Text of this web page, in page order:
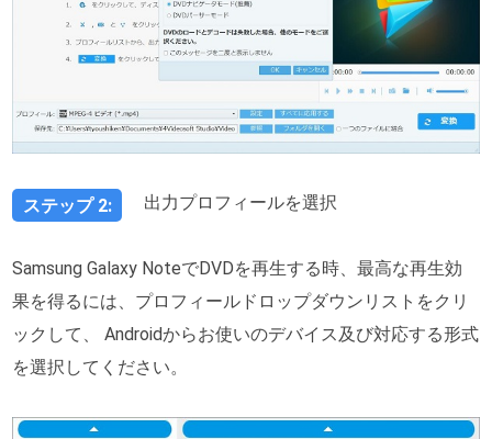
ステップ 2: 出力プロフィールを選択
Samsung Galaxy NoteでDVDを再生する時、最高な再生効
果を得るには、プロフィールドロップダウンリストをクリ
ックして、 Androidからお使いのデバイス及び対応する形式
を選択してください。